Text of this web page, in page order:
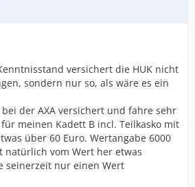
versichert die HUK nicht
sondern nur so, als wäre es ein
der AXA versichert und fahre sehr
meinen Kadett B incl. Teilkasko mit
über 60 Euro. Wertangabe 6000
natürlich vom Wert her etwas
seinerzeit nur einen Wert